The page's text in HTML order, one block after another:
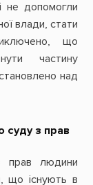
не допомогли
влади, стати
що
частину
над
суду з прав
прав людини
що існують в